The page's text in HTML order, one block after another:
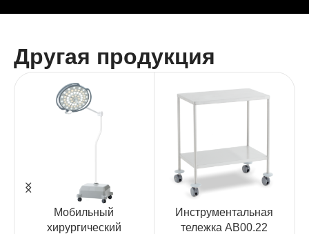
Другая продукция
Мобильный
хирургический
Инструментальная
тележка AB00.22